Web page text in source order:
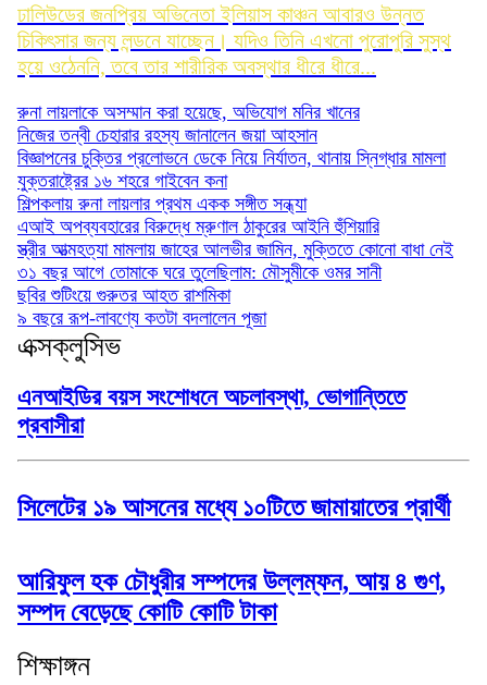
ঢালিউডের জনপ্রিয় অভিনেতা ইলিয়াস কাঞ্চন আবারও উন্নত
চিকিৎসার জন্য লন্ডনে যাচ্ছেন। যদিও তিনি এখনো পুরোপুরি সুস্থ
হয়ে ওঠেননি, তবে তার শারীরিক অবস্থার ধীরে ধীরে...
রুনা লায়লাকে অসম্মান করা হয়েছে, অভিযোগ মনির খানের
নিজের তন্বী চেহারার রহস্য জানালেন জয়া আহসান
বিজ্ঞাপনের চুক্তির প্রলোভনে ডেকে নিয়ে নির্যাতন, থানায় স্নিগ্ধার মামলা
যুক্তরাষ্ট্রের ১৬ শহরে গাইবেন কনা
শিল্পকলায় রুনা লায়লার প্রথম একক সঙ্গীত সন্ধ্যা
এআই অপব্যবহারের বিরুদ্ধে ম্রুণাল ঠাকুরের আইনি হুঁশিয়ারি
স্ত্রীর আত্মহত্যা মামলায় জাহের আলভীর জামিন, মুক্তিতে কোনো বাধা নেই
৩১ বছর আগে তোমাকে ঘরে তুলেছিলাম: মৌসুমীকে ওমর সানী
ছবির শুটিংয়ে গুরুতর আহত রাশমিকা
৯ বছরে রূপ-লাবণ্যে কতটা বদলালেন পূজা
এক্সক্লুসিভ
এনআইডির বয়স সংশোধনে অচলাবস্থা, ভোগান্তিতে
প্রবাসীরা
সিলেটের ১৯ আসনের মধ্যে ১০টিতে জামায়াতের প্রার্থী
আরিফুল হক চৌধুরীর সম্পদের উল্লম্ফন, আয় ৪ গুণ,
সম্পদ বেড়েছে কোটি কোটি টাকা
শিক্ষাঙ্গন